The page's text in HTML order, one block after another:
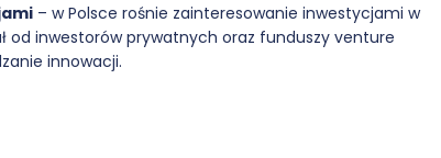
– w Polsce rośnie zainteresowanie inwestycjami w
od inwestorów prywatnych oraz funduszy venture
innowacji.